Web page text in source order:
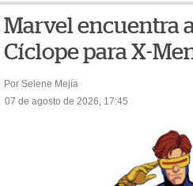
Marvel encuentra
Cíclope para X-
Por Selene Mejía
07 de agosto de 2026, 17:45